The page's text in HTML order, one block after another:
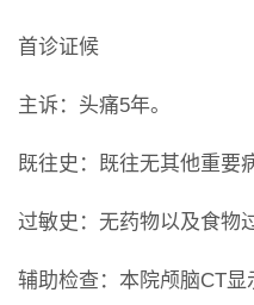
首诊证候
主诉：头痛5年。
既往史：既往无其他重要
过敏史：无药物以及食物
辅助检查：本院颅脑CT显